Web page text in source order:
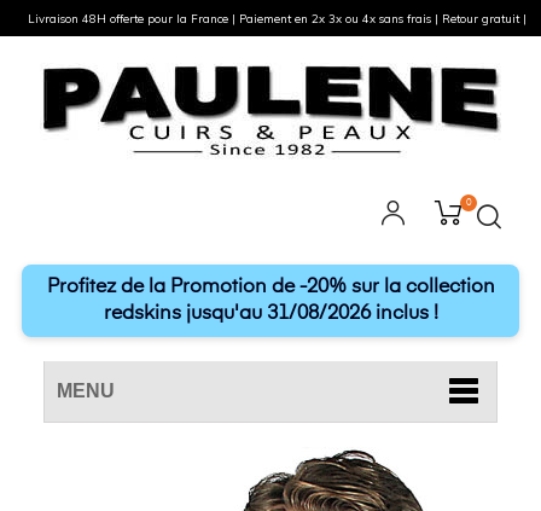
0
Profitez de la Promotion de -20% sur la collection
redskins jusqu'au 31/08/2026 inclus !
MENU
Livraison 48H offerte pour la France | Paiement en 2x 3x ou 4x sans frais | Retour gratuit |